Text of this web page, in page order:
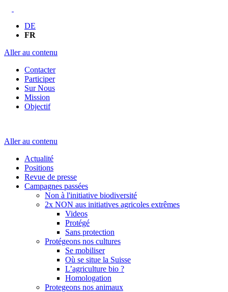
DE
FR
Aller au contenu
Contacter
Participer
Sur Nous
Mission
Objectif
Aller au contenu
Actualité
Positions
Revue de presse
Campagnes passées
Non à l'initiative biodiversité
2x NON aus initiatives agricoles extrêmes
Videos
Protégé
Sans protection
Protégeons nos cultures
Se mobiliser
Où se situe la Suisse
L’agriculture bio ?
Homologation
Protegeons nos animaux